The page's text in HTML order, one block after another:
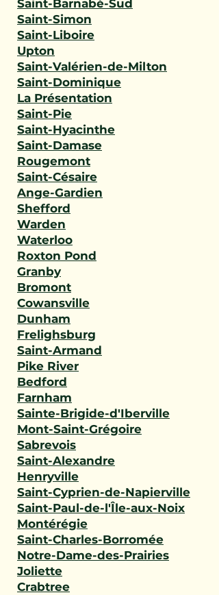
Saint-Barnabé-Sud
Saint-Simon
Saint-Liboire
Upton
Saint-Valérien-de-Milton
Saint-Dominique
La Présentation
Saint-Pie
Saint-Hyacinthe
Saint-Damase
Rougemont
Saint-Césaire
Ange-Gardien
Shefford
Warden
Waterloo
Roxton Pond
Granby
Bromont
Cowansville
Dunham
Frelighsburg
Saint-Armand
Pike River
Bedford
Farnham
Sainte-Brigide-d'Iberville
Mont-Saint-Grégoire
Sabrevois
Saint-Alexandre
Henryville
Saint-Cyprien-de-Napierville
Saint-Paul-de-l'Île-aux-Noix
Montérégie
Saint-Charles-Borromée
Notre-Dame-des-Prairies
Joliette
Crabtree